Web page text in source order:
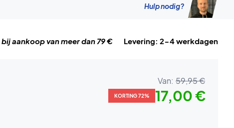
Hulp nodig?
bij aankoop van meer dan 79 € Levering: 2-4 werkdagen
Van: 59,95 €
KORTING 72% 17,00 €